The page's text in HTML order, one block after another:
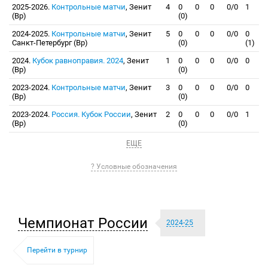
2025-2026. Контрольные матчи, Зенит
(Вр)
4
0
(0)
0 0 0/0 1
2024-2025. Контрольные матчи, Зенит
Санкт-Петербург (Вр)
5
0
(0)
0 0 0/0
0
(1)
2024. Кубок равноправия. 2024, Зенит
(Вр)
1
0
(0)
0 0 0/0 0
2023-2024. Контрольные матчи, Зенит
(Вр)
3
0
(0)
0 0 0/0 0
2023-2024. Россия. Кубок России, Зенит
(Вр)
2
0
(0)
0 0 0/0 1
ЕЩЕ
? Условные обозначения
Чемпионат России 2024-25
Перейти в турнир